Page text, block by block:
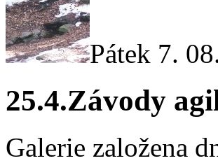
Pátek 7.
25.4.Závody
Galerie založena